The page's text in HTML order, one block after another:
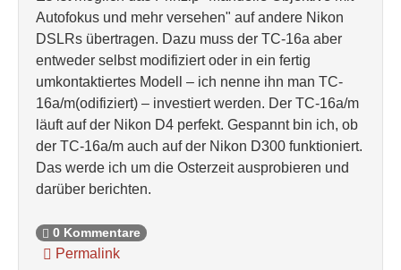
Autofokus und mehr versehen" auf andere Nikon
DSLRs übertragen. Dazu muss der TC-16a aber
entweder selbst modifiziert oder in ein fertig
umkontaktiertes Modell – ich nenne ihn man TC-
16a/m(odifiziert) – investiert werden. Der TC-16a/m
läuft auf der Nikon D4 perfekt. Gespannt bin ich, ob
der TC-16a/m auch auf der Nikon D300 funktioniert.
Das werde ich um die Osterzeit ausprobieren und
darüber berichten.
0 Kommentare
Permalink